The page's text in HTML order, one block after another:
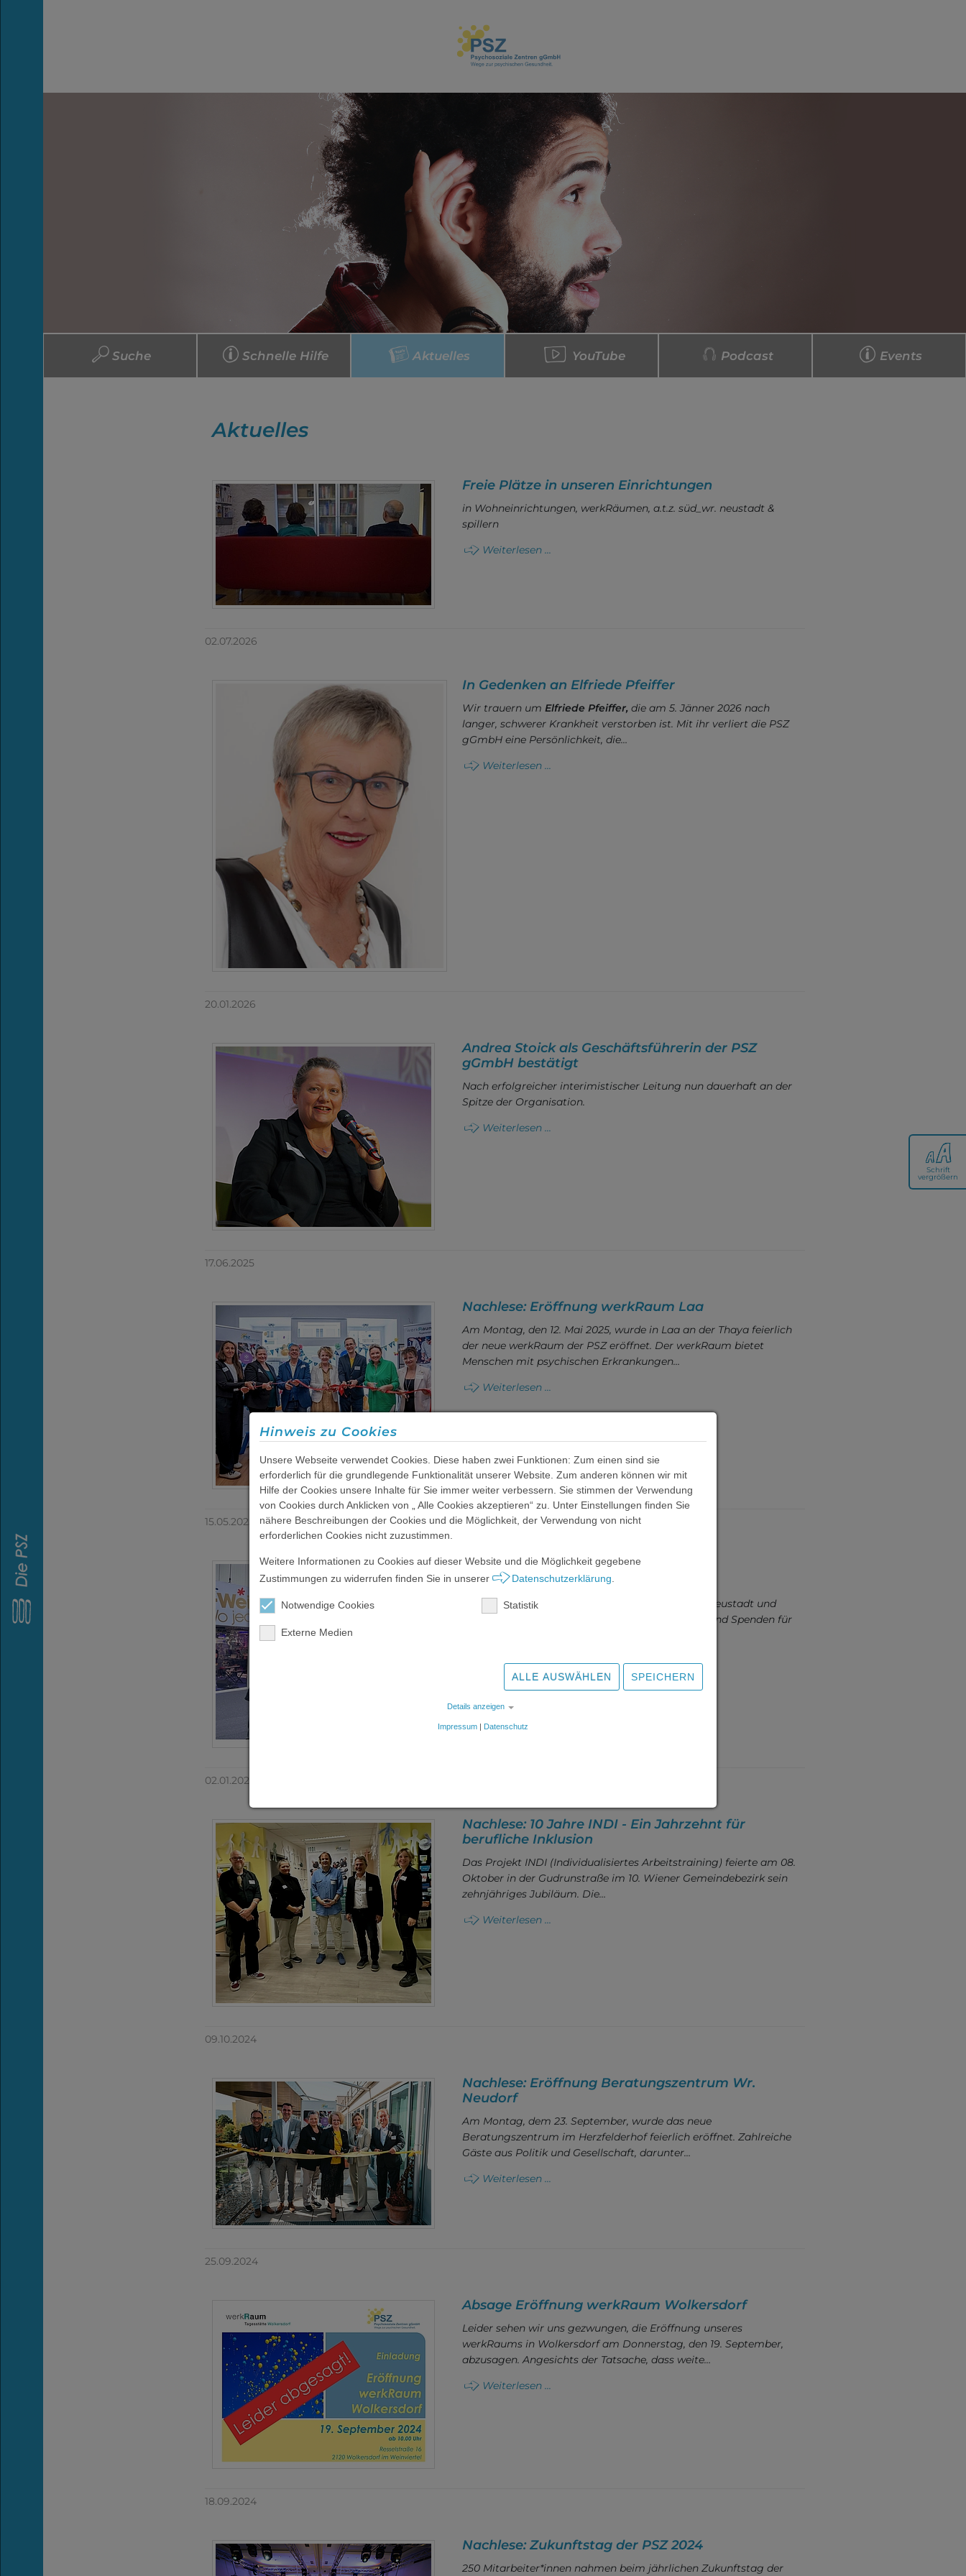
Suche Schnelle Hilfe Aktuelles YouTube Podcast Events
Aktuelles
Freie Plätze in unseren Einrichtungen
in Wohneinrichtungen, werkRäumen, a.t.z. süd_wr. neustadt &
spillern
Weiterlesen ...
02.07.2026
In Gedenken an Elfriede Pfeiffer
Wir trauern um Elfriede Pfeiffer,die am 5. Jänner 2026 nach
langer, schwerer Krankheit verstorben ist. Mit ihr verliert die PSZ
gGmbH eine Persönlichkeit, die…
Weiterlesen ...
20.01.2026
Andrea Stoick als Geschäftsführerin der PSZ
gGmbH bestätigt
Nach erfolgreicher interimistischer Leitung nun dauerhaft an der
Spitze der Organisation.
Weiterlesen ...
17.06.2025
Nachlese: Eröffnung werkRaum Laa
Am Montag, den 12. Mai 2025, wurde in Laa an der Thaya feierlich
der neue werkRaum der PSZ eröffnet. Der werkRaum bietet
Menschen mit psychischen Erkrankungen…
Weiterlesen ...
15.05.2025
Tolles Engagement für das Ö3-
Weihnachtswunder!
Mitarbeiter*innen der PSZ aus dem PSD Wiener Neustadt und
Neunkirchen haben privat die Initiative ergriffen und Spenden für
Weiterlesen ...
02.01.2025
Nachlese: 10 Jahre INDI - Ein Jahrzehnt für
berufliche Inklusion
Das Projekt INDI (Individualisiertes Arbeitstraining) feierte am 08.
Oktober in der Gudrunstraße im 10. Wiener Gemeindebezirk sein
zehnjähriges Jubiläum. Die…
Weiterlesen ...
09.10.2024
Nachlese: Eröffnung Beratungszentrum Wr.
Neudorf
Am Montag, dem 23. September, wurde das neue
Beratungszentrum im Herzfelderhof feierlich eröffnet. Zahlreiche
Gäste aus Politik und Gesellschaft, darunter…
Weiterlesen ...
25.09.2024
Absage Eröffnung werkRaum Wolkersdorf
Leider sehen wir uns gezwungen, die Eröffnung unseres
werkRaums in Wolkersdorf am Donnerstag, den 19. September,
abzusagen. Angesichts der Tatsache, dass weite…
Weiterlesen ...
18.09.2024
Nachlese: Zukunftstag der PSZ 2024
250 Mitarbeiter*innen nahmen beim jährlichen Zukunftstag der
Schrift
vergrößern
Hinweis zu Cookies
Unsere Webseite verwendet Cookies. Diese haben zwei Funktionen: Zum einen sind sie
erforderlich für die grundlegende Funktionalität unserer Website. Zum anderen können wir mit
Hilfe der Cookies unsere Inhalte für Sie immer weiter verbessern. Sie stimmen der Verwendung
von Cookies durch Anklicken von „ Alle Cookies akzeptieren“ zu. Unter Einstellungen finden Sie
nähere Beschreibungen der Cookies und die Möglichkeit, der Verwendung von nicht
erforderlichen Cookies nicht zuzustimmen.
Weitere Informationen zu Cookies auf dieser Website und die Möglichkeit gegebene
Zustimmungen zu widerrufen finden Sie in unserer
Datenschutzerklärung
Notwendige Cookies Statistik
Externe Medien
ALLE AUSWÄHLEN SPEICHERN
Details anzeigen
Impressum | Datenschutz